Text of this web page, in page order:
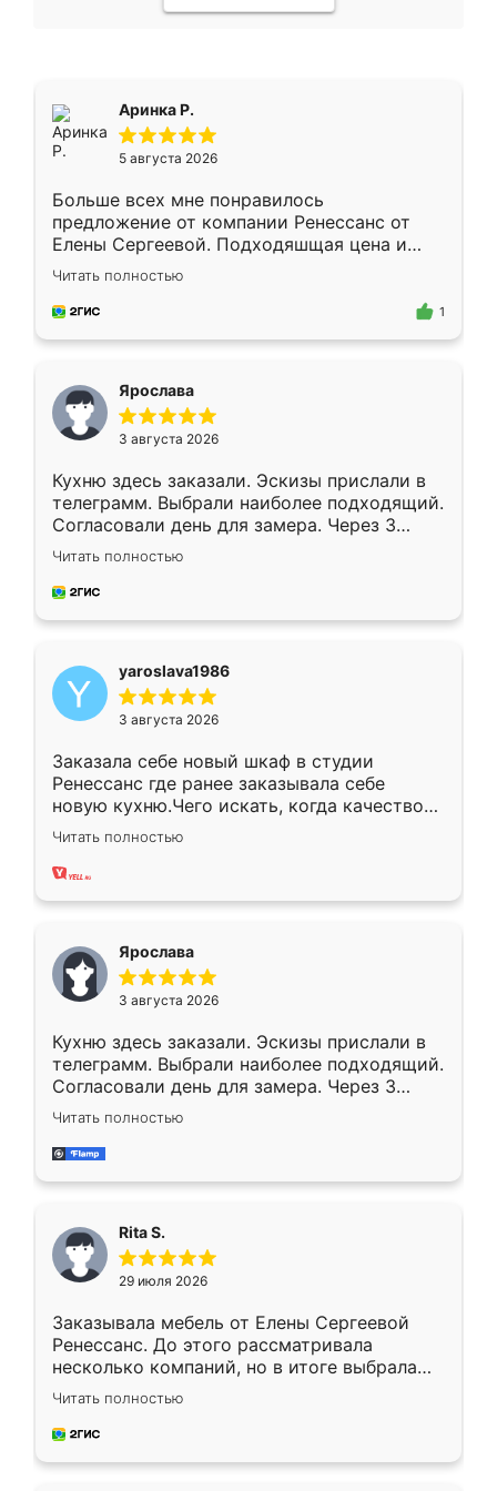
Аринка Р.
5 августа 2026
Больше всех мне понравилось
предложение от компании Ренессанс от
Елены Сергеевой. Подходяшщая цена и
короткие сроки изготовления. Приехавший
для замера сотрудник Владислав
предложил по моему эскизу самый
Читать полностью
1
Ярослава
3 августа 2026
Кухню здесь заказали. Эскизы прислали в
телеграмм. Выбрали наиболее подходящий.
Согласовали день для замера. Через 3
недели кухня была уже готова. Остались
довольны работой. Спасибо Ренессанс
мебель за качественную работу!
Читать полностью
yaroslava1986
3 августа 2026
Заказала себе новый шкаф в студии
Ренессанс где ранее заказывала себе
новую кухню.Чего искать, когда качеством
вполне довольна. Служит кухня уже почти
два года, нареканий нет.
Читать полностью
Ярослава
3 августа 2026
Кухню здесь заказали. Эскизы прислали в
телеграмм. Выбрали наиболее подходящий.
Согласовали день для замера. Через 3
недели кухня была уже готова. Остались
довольны работой. Спасибо Ренессанс
мебель за качественную работу!
Читать полностью
Rita S.
29 июля 2026
Заказывала мебель от Елены Сергеевой
Ренессанс. До этого рассматривала
несколько компаний, но в итоге выбрала
эту. Сначала обговорили условия, потом
приехал замерщик, всё спокойно объяснил
и снял размеры. Изготовили в срок, с
Читать полностью